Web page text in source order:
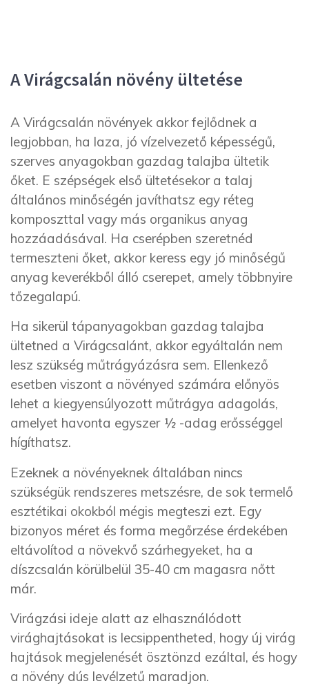
A Virágcsalán növény ültetése
A Virágcsalán növények akkor fejlődnek a
legjobban, ha laza, jó vízelvezető képességű,
szerves anyagokban gazdag talajba ültetik
őket. E szépségek első ültetésekor a talaj
általános minőségén javíthatsz egy réteg
komposzttal vagy más organikus anyag
hozzáadásával. Ha cserépben szeretnéd
termeszteni őket, akkor keress egy jó minőségű
anyag keverékből álló cserepet, amely többnyire
tőzegalapú.
Ha sikerül tápanyagokban gazdag talajba
ültetned a Virágcsalánt, akkor egyáltalán nem
lesz szükség műtrágyázásra sem. Ellenkező
esetben viszont a növényed számára előnyös
lehet a kiegyensúlyozott műtrágya adagolás,
amelyet havonta egyszer ½ -adag erősséggel
hígíthatsz.
Ezeknek a növényeknek általában nincs
szükségük rendszeres metszésre, de sok termelő
esztétikai okokból mégis megteszi ezt. Egy
bizonyos méret és forma megőrzése érdekében
eltávolítod a növekvő szárhegyeket, ha a
díszcsalán körülbelül 35-40 cm magasra nőtt
már.
Virágzási ideje alatt az elhasználódott
virághajtásokat is lecsippentheted, hogy új virág
hajtások megjelenését ösztönzd ezáltal, és hogy
a növény dús levélzetű maradjon.